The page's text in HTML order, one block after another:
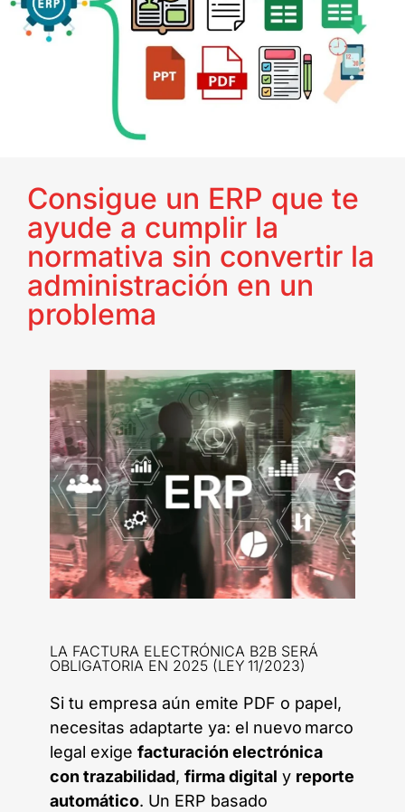
Consigue un ERP que te
ayude a cumplir la
normativa sin convertir la
administración en un
problema
LA FACTURA ELECTRÓNICA B2B SERÁ
OBLIGATORIA EN 2025 (LEY 11/2023)
Si tu empresa aún emite PDF o papel,
necesitas adaptarte ya: el nuevo marco
legal exige facturación electrónica
con trazabilidad, firma digital y reporte
automático. Un ERP basado